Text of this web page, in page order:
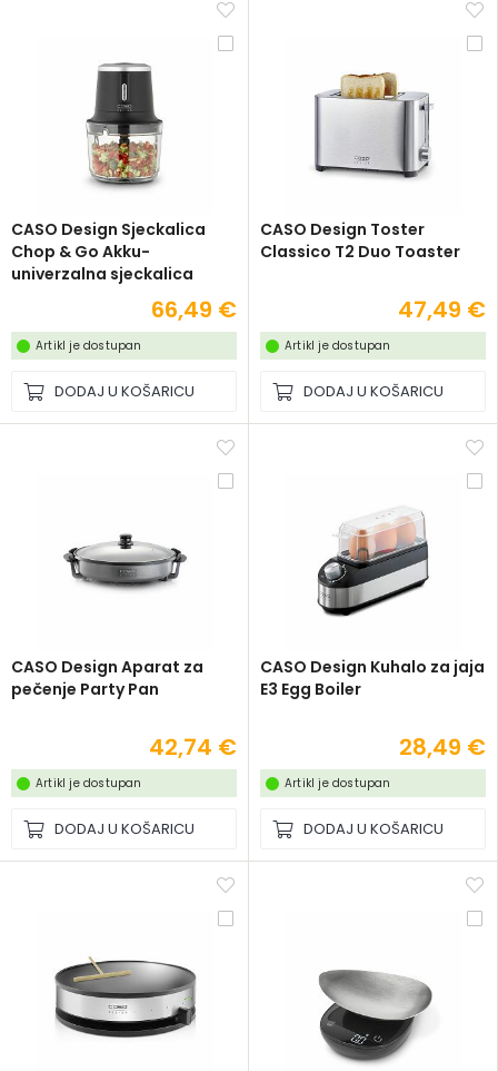
CASO Design Sjeckalica
Chop & Go Akku-
univerzalna sjeckalica
66,49 €
Artikl je dostupan
DODAJ U KOŠARICU
CASO Design Toster
Classico T2 Duo Toaster
47,49 €
Artikl je dostupan
DODAJ U KOŠARICU
CASO Design Aparat za
pečenje Party Pan
42,74 €
Artikl je dostupan
DODAJ U KOŠARICU
CASO Design Kuhalo za jaja
E3 Egg Boiler
28,49 €
Artikl je dostupan
DODAJ U KOŠARICU